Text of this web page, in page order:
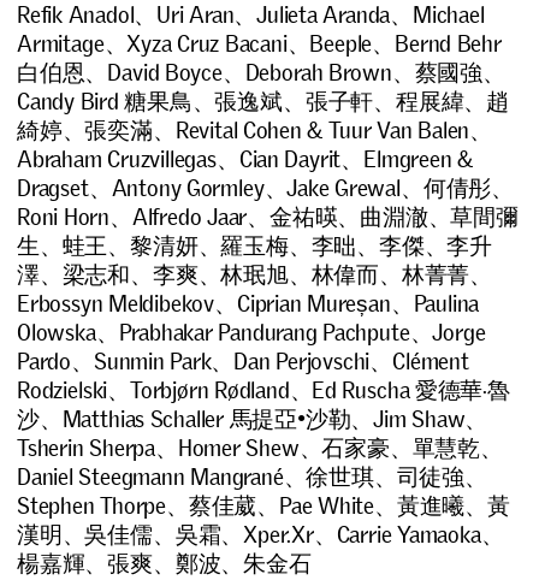
Refik Anadol、Uri Aran、Julieta Aranda、Michael
Armitage、Xyza Cruz Bacani、Beeple、Bernd Behr
白伯恩、David Boyce、Deborah Brown、蔡國強、
Candy Bird 糖果鳥、張逸斌、張子軒、程展緯、趙
綺婷、張奕滿、Revital Cohen & Tuur Van Balen、
Abraham Cruzvillegas、Cian Dayrit、Elmgreen &
Dragset、Antony Gormley、Jake Grewal、何倩彤、
Roni Horn、Alfredo Jaar、金祐暎、曲淵澈、草間彌
生、蛙王、黎清妍、羅玉梅、李昢、李傑、李升
澤、梁志和、李爽、林珉旭、林偉而、林菁菁、
Erbossyn Meldibekov、Ciprian Mureșan、Paulina
Olowska、Prabhakar Pandurang Pachpute、Jorge
Pardo、Sunmin Park、Dan Perjovschi、Clément
Rodzielski、Torbjørn Rødland、Ed Ruscha 愛德華·魯
沙、Matthias Schaller 馬提亞•沙勒、Jim Shaw、
Tsherin Sherpa、Homer Shew、石家豪、單慧乾、
Daniel Steegmann Mangrané、徐世琪、司徒強、
Stephen Thorpe、蔡佳葳、Pae White、黃進曦、黃
漢明、吳佳儒、吳霜、Xper.Xr、Carrie Yamaoka、
楊嘉輝、張爽、鄭波、朱金石